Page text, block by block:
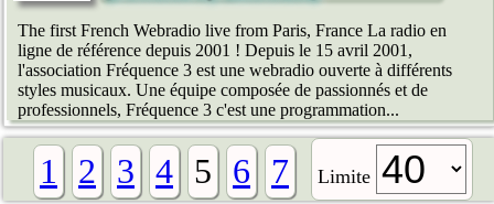
The first French Webradio live from Paris, France La radio en
ligne de référence depuis 2001 ! Depuis le 15 avril 2001,
l'association Fréquence 3 est une webradio ouverte à différents
styles musicaux. Une équipe composée de passionnés et de
professionnels, Fréquence 3 c'est une programmation...
1 2 3 4 5 6 7 Limite